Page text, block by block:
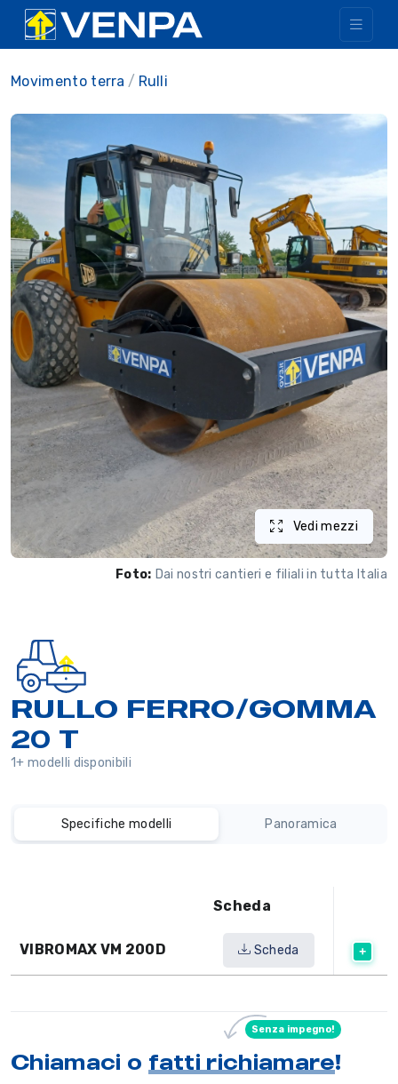
Movimento terra Rulli
Vedi mezzi
Foto: Dai nostri cantieri e filiali in tutta Italia
RULLO FERRO/GOMMA
20 T
1+ modelli disponibili
Specifiche modelli Panoramica
Scheda
VIBROMAX VM 200D Scheda
Chiamaci o fatti richiamare!
Senza impegno!